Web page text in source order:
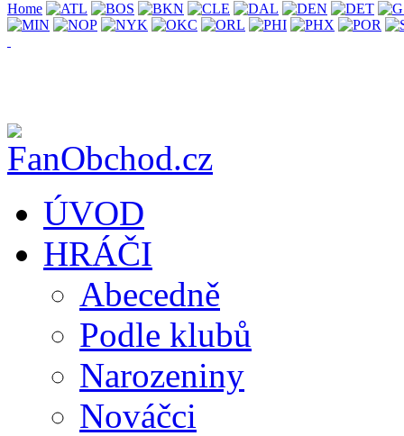
Home
ÚVOD
HRÁČI
Abecedně
Podle klubů
Narozeniny
Nováčci